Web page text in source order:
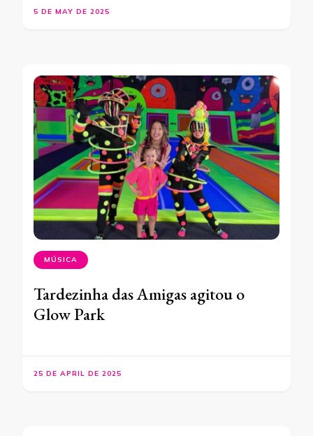
5 DE MAY DE 2025
MÚSICA
Tardezinha das Amigas agitou o
Glow Park
25 DE APRIL DE 2025